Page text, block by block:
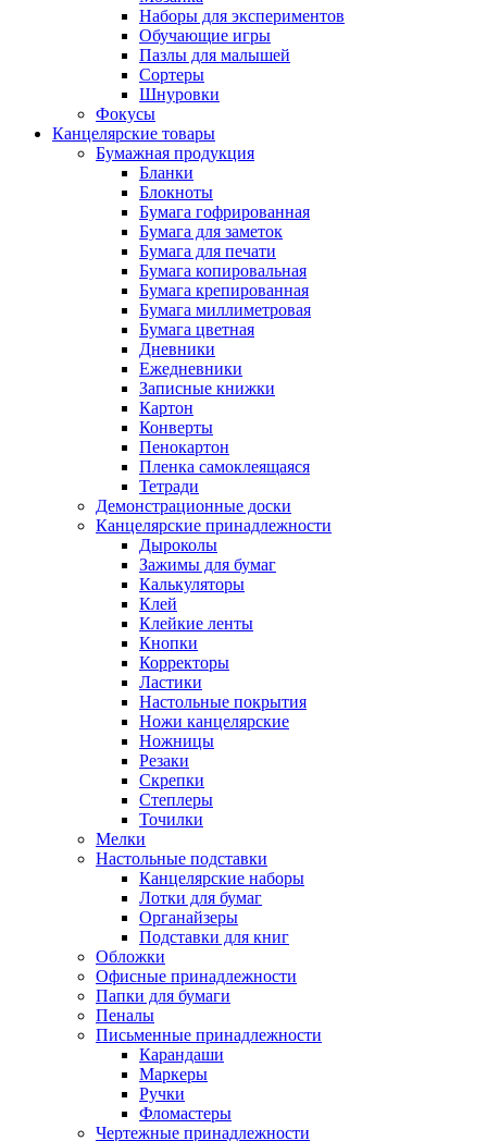
Наборы для экспериментов
Обучающие игры
Пазлы для малышей
Сортеры
Шнуровки
Фокусы
Канцелярские товары
Бумажная продукция
Бланки
Блокноты
Бумага гофрированная
Бумага для заметок
Бумага для печати
Бумага копировальная
Бумага крепированная
Бумага миллиметровая
Бумага цветная
Дневники
Ежедневники
Записные книжки
Картон
Конверты
Пенокартон
Пленка самоклеящаяся
Тетради
Демонстрационные доски
Канцелярские принадлежности
Дыроколы
Зажимы для бумаг
Калькуляторы
Клей
Клейкие ленты
Кнопки
Корректоры
Ластики
Настольные покрытия
Ножи канцелярские
Ножницы
Резаки
Скрепки
Степлеры
Точилки
Мелки
Настольные подставки
Канцелярские наборы
Лотки для бумаг
Органайзеры
Подставки для книг
Обложки
Офисные принадлежности
Папки для бумаги
Пеналы
Письменные принадлежности
Карандаши
Маркеры
Ручки
Фломастеры
Чертежные принадлежности